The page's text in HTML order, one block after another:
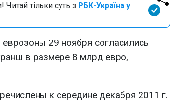
тільки суть з РБК-Україна у
29 ноября согласились
в размере 8 млрд евро,
к середине декабря 2011 г.